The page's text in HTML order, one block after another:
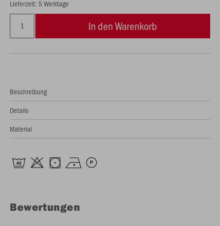
Lieferzeit: 5 Werktage
In den Warenkorb
Beschreibung
Details
Material
Bewertungen